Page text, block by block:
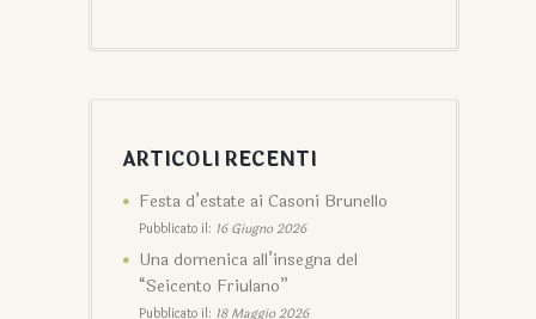
ARTICOLI RECENTI
Festa d’estate ai Casoni Brunello
Pubblicato il: 16 Giugno 2026
Una domenica all’insegna del
“Seicento Friulano”
Pubblicato il: 18 Maggio 2026